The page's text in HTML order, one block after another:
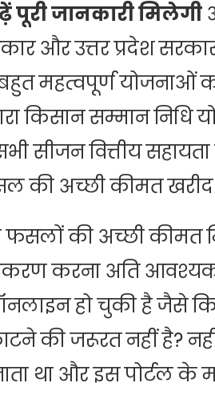
पूरी जानकारी मिलेगी
और उत्तर प्रदेश
महत्वपूर्ण योजनाओं
किसान सम्मान
सीजन वित्तीय
की अच्छी कीमत खरीद
की अच्छी कीमत
करना अति आवश्यक
हो चुकी है जैसे
की जरूरत नहीं है?
था और इस पोर्टल